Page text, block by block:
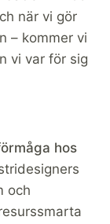
när vi gör
– kommer vi
vi var för sig
hos
och